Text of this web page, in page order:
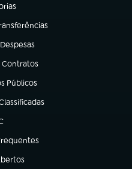
nova aba)
aba)
Contratos
aba)
Públicos
aba)
aba)
em nova aba)
aba)
nova aba)